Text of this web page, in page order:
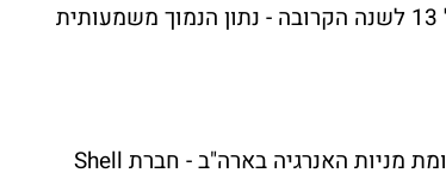
- המניות אירופיות נסחרות במכפיל רווח ממוצע של 13 לשנה הקרובה - נתון הנמוך משמעותית
סקטור האנרגיה האירופי למשל נסחר בהנחה של כ-50% לעומת מניות האנרגיה בארה"ב - חברת Shell